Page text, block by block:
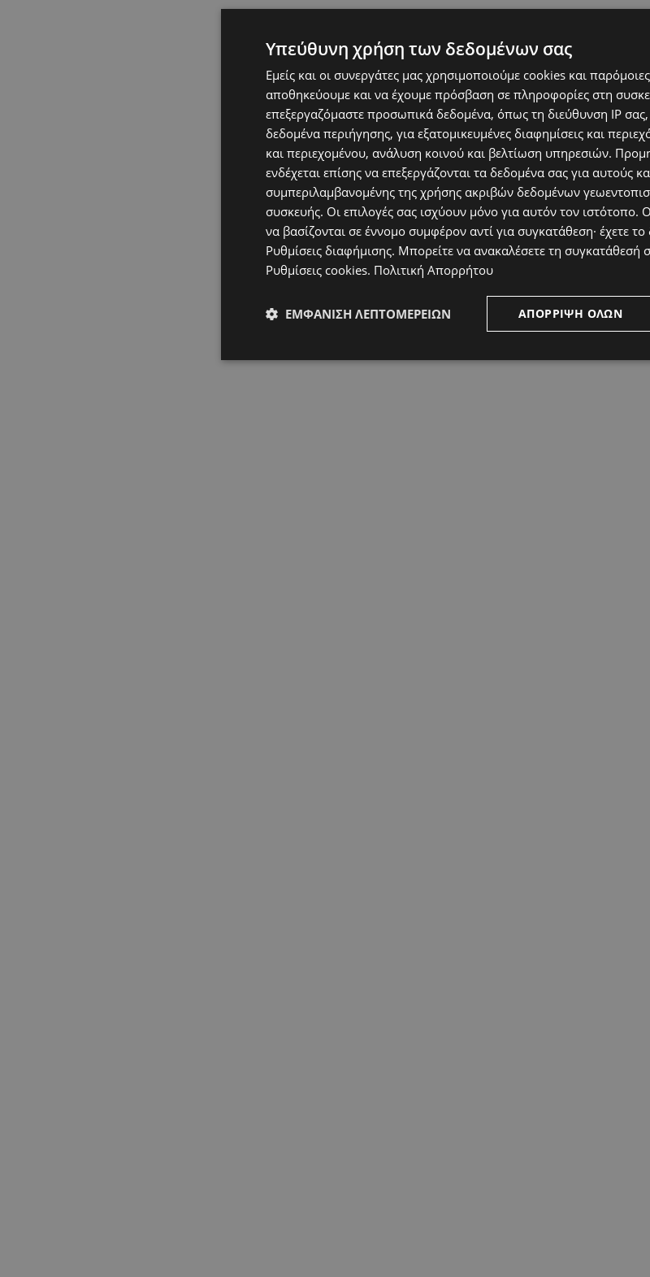
Υπεύθυνη χρήση των δεδομένων σας
Εμείς και οι συνεργάτες μας χρησιμοποιούμε cookies και
αποθηκεύουμε και να έχουμε πρόσβαση σε πληροφορίες στη
επεξεργαζόμαστε προσωπικά δεδομένα, όπως τη διεύθυνση IP
δεδομένα περιήγησης, για εξατομικευμένες διαφημίσεις και
και περιεχομένου, ανάλυση κοινού και βελτίωση υπηρεσιών.
ενδέχεται επίσης να επεξεργάζονται τα δεδομένα σας για αυτούς
συμπεριλαμβανομένης της χρήσης ακριβών δεδομένων
συσκευής. Οι επιλογές σας ισχύουν μόνο για αυτόν τον ιστότοπο.
να βασίζονται σε έννομο συμφέρον αντί για συγκατάθεση· έχετε το
Ρυθμίσεις διαφήμισης. Μπορείτε να ανακαλέσετε τη συγκατάθεσή
Ρυθμίσεις cookies. Πολιτική Απορρήτου
ΑΠΌΡΡΙΨΗ ΌΛΩΝ
ΕΜΦΆΝΙΣΗ ΛΕΠΤΟΜΕΡΕΙΏΝ